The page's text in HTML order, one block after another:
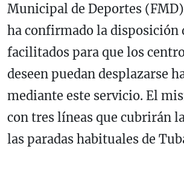
Municipal de Deportes
ha confirmado la disposición
facilitados para que los
deseen puedan desplazarse
mediante este servicio. El
con tres líneas que cubrirán
las paradas habituales de